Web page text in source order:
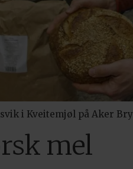
i Kveitemjøl på Aker
mel